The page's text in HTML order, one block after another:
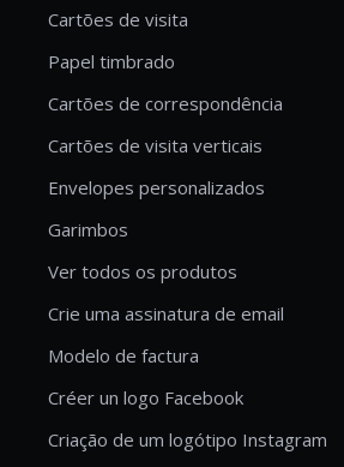
Cartões de visita
Papel timbrado
Cartões de correspondência
Cartões de visita verticais
Envelopes personalizados
Garimbos
Ver todos os produtos
Crie uma assinatura de email
Modelo de factura
Créer un logo Facebook
Criação de um logótipo Instagram